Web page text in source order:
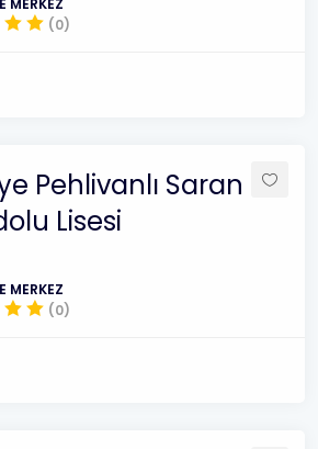
MERKEZ
(0)
Pehlivanlı Saran
Lisesi
MERKEZ
(0)